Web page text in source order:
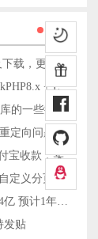
PHPStorm2020.1永久激活及下载，更新至2024
花点时间搞的一款基于ThinkPHP8.x + Layui架构开发的通用后台管理系统
PostgreSQL数据库，pg数据库的一些操作命令
定向问题
PHP结合安卓APP，监听支付宝收款，实现个人支付宝支付接口
定义分页类
《真还传》,6亿债务已还超4亿 预计1年多之内就能还清
发贴